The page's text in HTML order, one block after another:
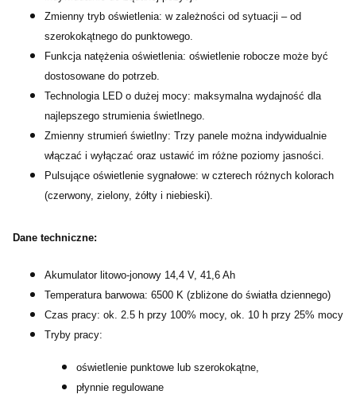
Zmienny tryb oświetlenia: w zależności od sytuacji – od
szerokokątnego do punktowego.
Funkcja natężenia oświetlenia: oświetlenie robocze może być
dostosowane do potrzeb.
Technologia LED o dużej mocy: maksymalna wydajność dla
najlepszego strumienia świetlnego.
Zmienny strumień świetlny: Trzy panele można indywidualnie
włączać i wyłączać oraz ustawić im różne poziomy jasności.
Pulsujące oświetlenie sygnałowe: w czterech różnych kolorach
(czerwony, zielony, żółty i niebieski).
Dane techniczne:
Akumulator litowo-jonowy 14,4 V, 41,6 Ah
Temperatura barwowa: 6500 K (zbliżone do światła dziennego)
Czas pracy: ok. 2.5 h przy 100% mocy, ok. 10 h przy 25% mocy
Tryby pracy:
oświetlenie punktowe lub szerokokątne,
płynnie regulowane